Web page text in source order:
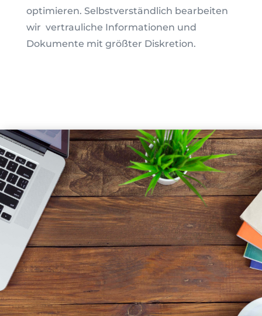
optimieren. Selbstverständlich bearbeiten
wir vertrauliche Informationen und
Dokumente mit größter Diskretion.